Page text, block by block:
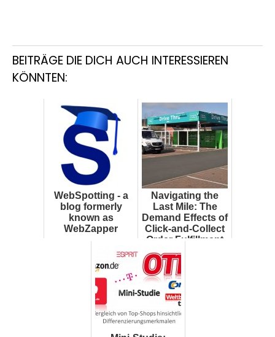
BEITRÄGE DIE DICH AUCH INTERESSIEREN
KÖNNTEN:
WebSpotting - a
blog formerly
known as
WebZapper
Navigating the
Last Mile: The
Demand Effects of
Click-and-Collect
Order Fulfillment